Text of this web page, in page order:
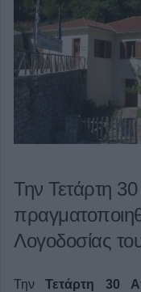
Την Τετάρτη
Λογοδοσίας
ΤηνΤετάρτη 30